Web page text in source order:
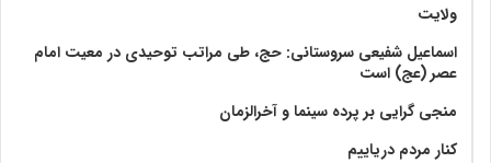
ولايت‏
اسماعیل شفیعی سروستانی: حج، طی مراتب توحیدی در معیت امام
عصر (عج) است
منجی گرایی بر پرده سینما و آخرالزمان
کنار مردم دریاییم